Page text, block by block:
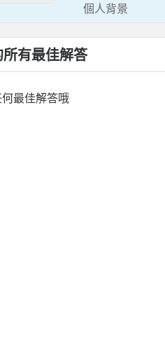
個人背景
所有最佳解答
最佳解答哦